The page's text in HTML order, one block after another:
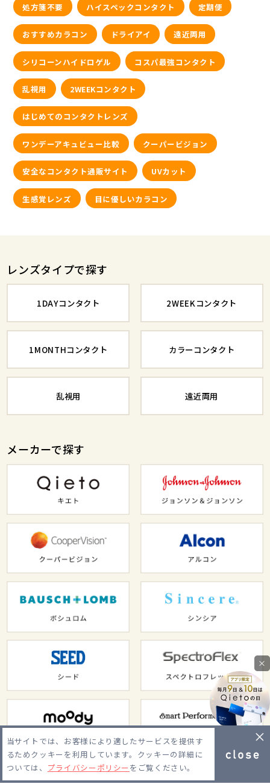
処方箋不要 ハイスペックコンタクト 定期便
おすすめカラコン ドライアイ 遠近両用
シリコーンハイドロゲル コスパ最強コンタクト
乱視用 2WEEKコンタクト
はじめてのコンタクトレンズ
ワンデーアキュビュー比較 クーパービジョン
安全なコンタクト通販サイト UVカット
生感覚レンズ 目に優しいカラコン
レンズタイプで探す
1DAYコンタクト 2WEEKコンタクト
1MONTHコンタクト カラーコンタクト
乱視用 遠近両用
メーカーで探す
当サイトでは、お客様により適したサービスを提供す
るためクッキーを利用しています。クッキーの詳細に
ついては、 プライバシーポリシー をご覧ください。
×